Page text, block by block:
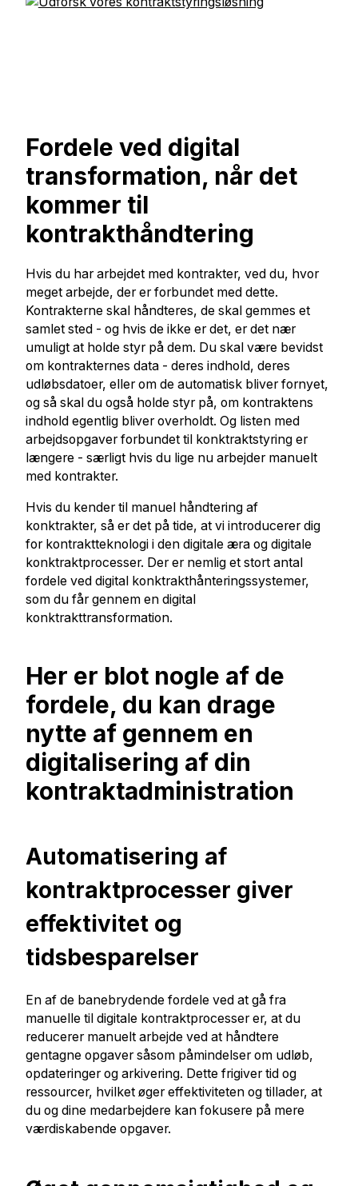
Fordele ved digital
transformation, når det
kommer til
kontrakthåndtering
Hvis du har arbejdet med kontrakter, ved du, hvor
meget arbejde, der er forbundet med dette.
Kontrakterne skal håndteres, de skal gemmes et
samlet sted - og hvis de ikke er det, er det nær
umuligt at holde styr på dem. Du skal være bevidst
om kontrakternes data - deres indhold, deres
udløbsdatoer, eller om de automatisk bliver fornyet,
og så skal du også holde styr på, om kontraktens
indhold egentlig bliver overholdt. Og listen med
arbejdsopgaver forbundet til konktraktstyring er
længere - særligt hvis du lige nu arbejder manuelt
med kontrakter.
Hvis du kender til manuel håndtering af
konktrakter, så er det på tide, at vi introducerer dig
for kontraktteknologi i den digitale æra og digitale
konktraktprocesser. Der er nemlig et stort antal
fordele ved digital konktrakthånteringssystemer,
som du får gennem en digital
konktrakttransformation.
Her er blot nogle af de
fordele, du kan drage
nytte af gennem en
digitalisering af din
kontraktadministration
Automatisering af
kontraktprocesser giver
effektivitet og
tidsbesparelser
En af de banebrydende fordele ved at gå fra
manuelle til digitale kontraktprocesser er, at du
reducerer manuelt arbejde ved at håndtere
gentagne opgaver såsom påmindelser om udløb,
opdateringer og arkivering. Dette frigiver tid og
ressourcer, hvilket øger effektiviteten og tillader, at
du og dine medarbejdere kan fokusere på mere
værdiskabende opgaver.